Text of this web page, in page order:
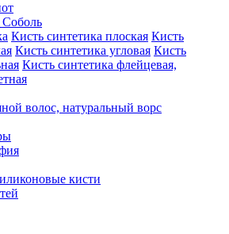
Кисть синтетика плоская Кисть
Кисть синтетика угловая Кисть
Кисть синтетика флейцевая,
волос, натуральный ворс
кисти